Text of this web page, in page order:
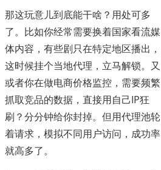
那这玩意儿到底能干啥？用处可多
了。比如你经常需要换着国家看流媒
体内容，有些剧只在特定地区播出，
这时候挂个当地代理，立马解锁。又
或者你在做电商价格监控，需要频繁
抓取竞品的数据，直接用自己IP狂
刷？分分钟给你封掉。但用代理池轮
着请求，模拟不同用户访问，成功率
就高多了。